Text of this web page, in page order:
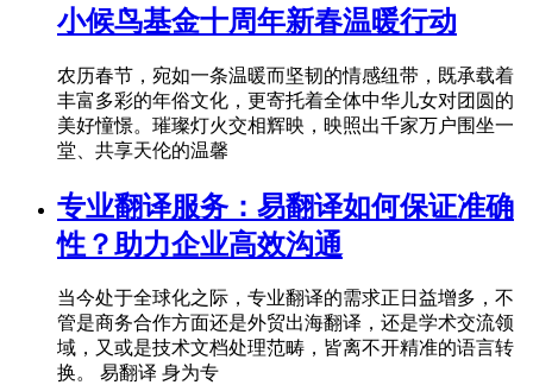
小候鸟基金十周年新春温暖行动
农历春节，宛如一条温暖而坚韧的情感纽带，既承载着
丰富多彩的年俗文化，更寄托着全体中华儿女对团圆的
美好憧憬。璀璨灯火交相辉映，映照出千家万户围坐一
堂、共享天伦的温馨
专业翻译服务：易翻译如何保证准确
性？助力企业高效沟通
当今处于全球化之际，专业翻译的需求正日益增多，不
管是商务合作方面还是外贸出海翻译，还是学术交流领
域，又或是技术文档处理范畴，皆离不开精准的语言转
换。 易翻译 身为专